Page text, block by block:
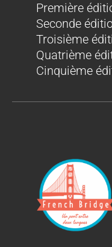
Première
Seconde
Troisième
Quatrième
Cinquième